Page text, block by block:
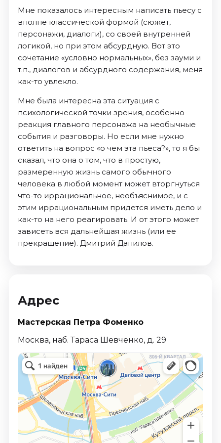
Мне показалось интересным написать пьесу с
вполне классической формой (сюжет,
персонажи, диалоги), со своей внутренней
логикой, но при этом абсурдную. Вот это
сочетание «условно нормальных», без зауми и
т.п., диалогов и абсурдного содержания, меня
как-то увлекло.
Мне была интересна эта ситуация с
психологической точки зрения, особенно
реакция главного персонажа на необычные
события и разговоры. Но если мне нужно
ответить на вопрос «о чем эта пьеса?», то я бы
сказал, что она о том, что в простую,
размеренную жизнь самого обычного
человека в любой момент может вторгнуться
что-то иррациональное, необъяснимое, и с
этим иррациональным придется иметь дело и
как-то на него реагировать. И от этого может
зависеть вся дальнейшая жизнь (или ее
прекращение). Дмитрий Данилов.
Адрес
Мастерская Петра Фоменко
Москва, наб. Тараса Шевченко, д. 29